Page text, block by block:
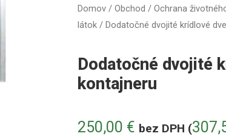
Domov/ Obchod / Ochrana
látok/ Dodatočné dvojité krídlové
Dodatočné dvojité
kontajneru
250,00 € bez DPH (